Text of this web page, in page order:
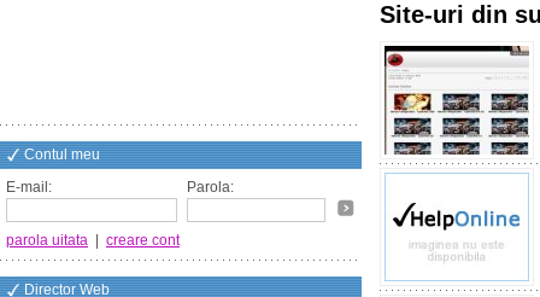
Contul meu
E-mail:
Parola:
parola uitata creare cont
Director Web
Site-uri din